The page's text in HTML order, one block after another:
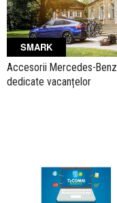
SMARK
Accesorii Mercedes-Benz
dedicate vacanțelor